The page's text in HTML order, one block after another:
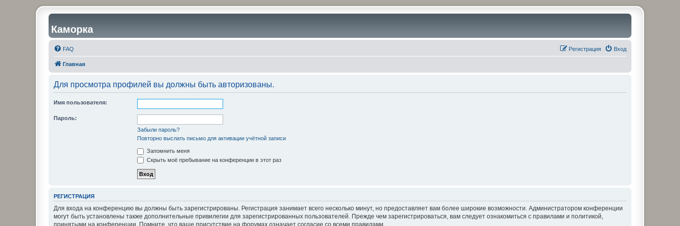
Каморка
FAQ Вход
Регистрация
Главная
Для просмотра профилей вы должны быть авторизованы.
Имя пользователя:
Пароль:
Забыли пароль?
Повторно выслать письмо для активации учётной записи
Запомнить меня
Скрыть моё пребывание на конференции в этот раз
РЕГИСТРАЦИЯ
Для входа на конференцию вы должны быть зарегистрированы. Регистрация занимает всего несколько минут, но предоставляет вам более широкие возможности. Администратором конференции
могут быть установлены также дополнительные привилегии для зарегистрированных пользователей. Прежде чем зарегистрироваться, вам следует ознакомиться с правилами и политикой,
принятыми на конференции. Помните, что ваше присутствие на форумах означает согласие со всеми правилами.